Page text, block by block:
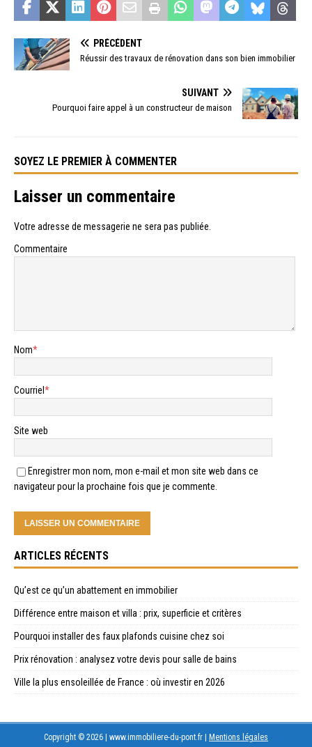
PRÉCÉDENT
Réussir des travaux de rénovation dans son bien immobilier
SUIVANT
Pourquoi faire appel à un constructeur de maison
SOYEZ LE PREMIER À COMMENTER
Laisser un commentaire
Votre adresse de messagerie ne sera pas publiée.
Commentaire
Nom*
Courriel *
Site web
Enregistrer mon nom, mon e-mail et mon site web dans ce
navigateur pour la prochaine fois que je commente.
ARTICLES RÉCENTS
Qu’est ce qu’un abattement en immobilier
Différence entre maison et villa : prix, superficie et critères
Pourquoi installer des faux plafonds cuisine chez soi
Prix rénovation : analysez votre devis pour salle de bains
Ville la plus ensoleillée de France : où investir en 2026
Copyright © 2026 | www.immobiliere-du-pont.fr Mentions légales